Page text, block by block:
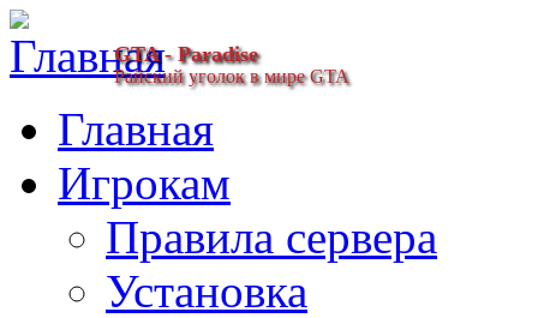
GTA - Paradise
Райский уголок в мире GTA
Главная
Игрокам
Правила сервера
Установка